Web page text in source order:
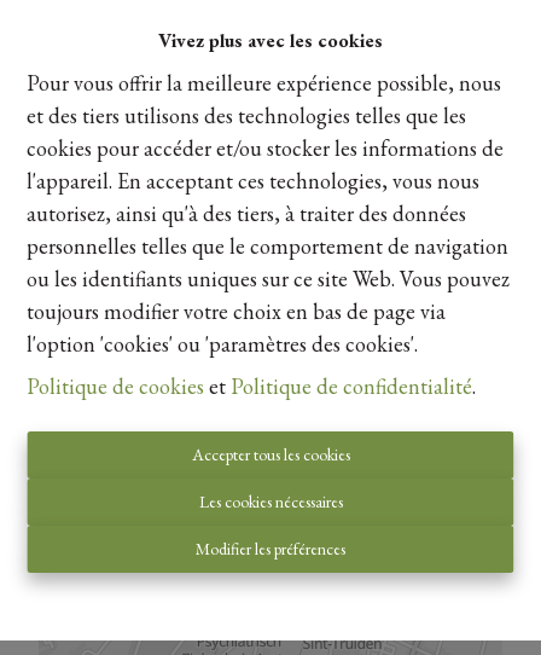
Vivez plus avec les cookies
Pour vous offrir la meilleure expérience possible, nous
et des tiers utilisons des technologies telles que les
cookies pour accéder et/ou stocker les informations de
l'appareil. En acceptant ces technologies, vous nous
autorisez, ainsi qu'à des tiers, à traiter des données
personnelles telles que le comportement de navigation
ou les identifiants uniques sur ce site Web. Vous pouvez
toujours modifier votre choix en bas de page via
l'option 'cookies' ou 'paramètres des cookies'.
Politique de cookies et Politique de confidentialité.
Accepter tous les cookies
Les cookies nécessaires
Modifier les préférences
Vue de la carte